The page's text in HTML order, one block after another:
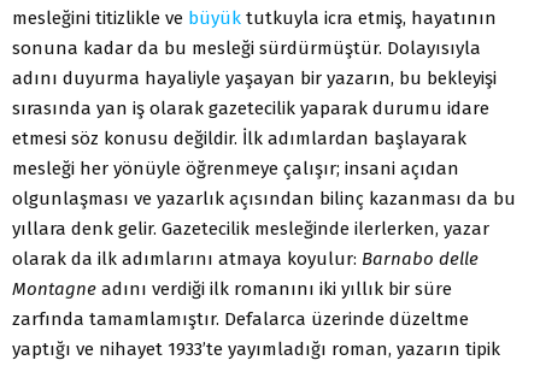
mesleğini titizlikle ve büyük tutkuyla icra etmiş, hayatının
sonuna kadar da bu mesleği sürdürmüştür. Dolayısıyla
adını duyurma hayaliyle yaşayan bir yazarın, bu bekleyişi
sırasında yan iş olarak gazetecilik yaparak durumu idare
etmesi söz konusu değildir. İlk adımlardan başlayarak
mesleği her yönüyle öğrenmeye çalışır; insani açıdan
olgunlaşması ve yazarlık açısından bilinç kazanması da bu
yıllara denk gelir. Gazetecilik mesleğinde ilerlerken, yazar
olarak da ilk adımlarını atmaya koyulur: Barnabo delle
Montagne adını verdiği ilk romanını iki yıllık bir süre
zarfında tamamlamıştır. Defalarca üzerinde düzeltme
yaptığı ve nihayet 1933’te yayımladığı roman, yazarın tipik